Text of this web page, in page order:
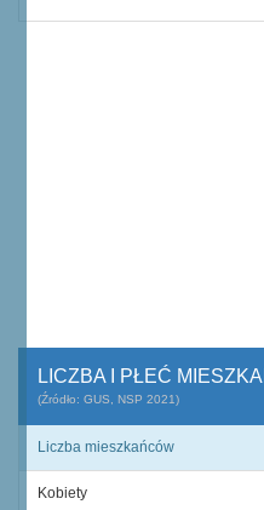
LICZBA I PŁEĆ
(Źródło: GUS, NSP 2021)
Liczba mieszkańców
Kobiety